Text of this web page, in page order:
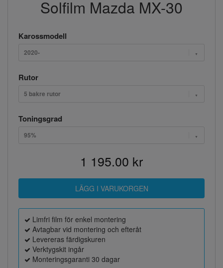
Solfilm Mazda MX-30
Karossmodell
2020-
Rutor
5 bakre rutor
Toningsgrad
95%
1 195.00 kr
Limfri film för enkel montering
Avtagbar vid montering och efteråt
Levereras färdigskuren
Verktygskit ingår
Monteringsgaranti 30 dagar